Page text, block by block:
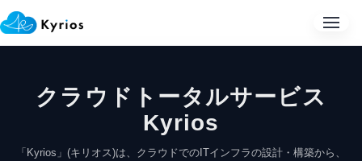
メニ
クラウドトータルサービス
Kyrios
「Kyrios」(キリオス)は、クラウドでのITインフラの設計・構築から、